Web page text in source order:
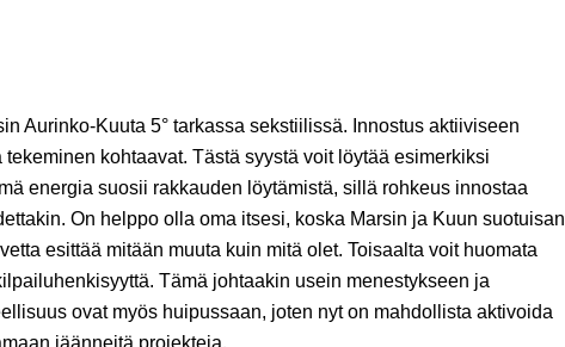
Aurinko-Kuuta 5° tarkassa sekstiilissä. Innostus aktiiviseen
kohtaavat. Tästä syystä voit löytää esimerkiksi
energia suosii rakkauden löytämistä, sillä rohkeus innostaa
On helppo olla oma itsesi, koska Marsin ja Kuun suotuisan
esittää mitään muuta kuin mitä olet. Toisaalta voit huomata
Tämä johtaakin usein menestykseen ja
ovat myös huipussaan, joten nyt on mahdollista aktivoida
jäänneitä projekteja.